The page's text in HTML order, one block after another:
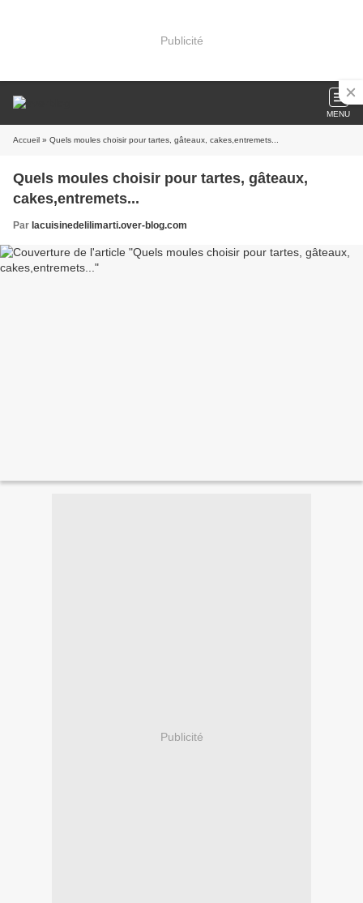
Publicité
MENU
Accueil » Quels moules choisir pour tartes, gâteaux, cakes,entremets...
Quels moules choisir pour tartes, gâteaux,
cakes,entremets...
Par lacuisinedelilimarti.over-blog.com
Publicité